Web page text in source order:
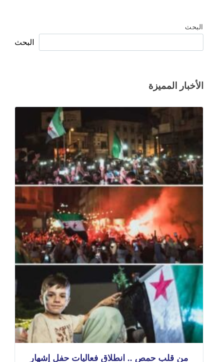
البحث
البحث
الأخبار المميزة
من قلب حمص .. انطلاق فعاليات حفل إشهار